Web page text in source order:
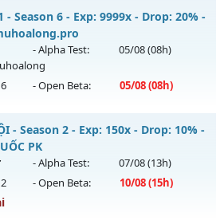
Webzen
–CHUẨN CÀY CẤY NGUYÊN BẢN
- Mở máy chủ
08/2626
Webzen
- Season 6 - Exp: 9999x - Drop: 20% -
- Alpha Test: 05/08(08h)
- Open Beta: 05/08(08h)
🌐 Website: https://muhoalong.pro
- Mở máy chủ
muhoalongvào 08h ngày
- Season 2 - Exp: 150x - Drop: 10% -
PK
- Alpha Test: 07/08(13h)
- Open Beta: 10/08(15h)